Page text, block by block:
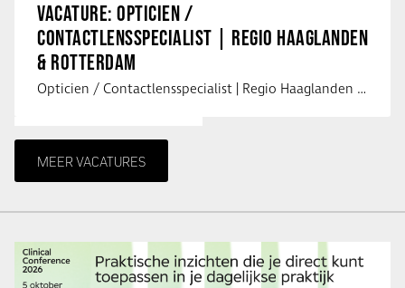
VACATURE: OPTICIEN /
CONTACTLENSSPECIALIST | REGIO HAAGLANDEN
& ROTTERDAM
Opticien / Contactlensspecialist | Regio Haaglanden & Rotterdam Saludos uit …
MEER VACATURES